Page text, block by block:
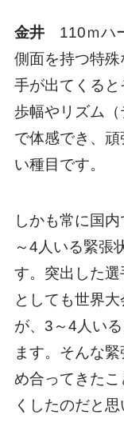
金井110ｍハー
側面を持つ特
手が出てくると
歩幅やリズム
で体感でき、
い種目です。
しかも常に国
～4人いる緊張
す。突出した
としても世界
が、3～4人い
ます。そんな
め合ってきた
くしたのだと思